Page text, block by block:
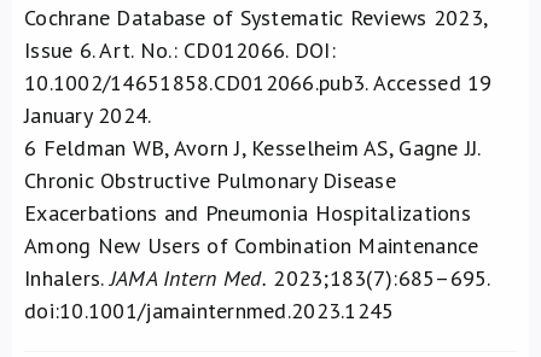
Cochrane Database of Systematic Reviews 2023,
Issue 6. Art. No.: CD012066. DOI:
10.1002/14651858.CD012066.pub3. Accessed 19
January 2024.
6 Feldman WB, Avorn J, Kesselheim AS, Gagne JJ.
Chronic Obstructive Pulmonary Disease
Exacerbations and Pneumonia Hospitalizations
Among New Users of Combination Maintenance
Inhalers.JAMA Intern Med. 2023;183(7):685–695.
doi:10.1001/jamainternmed.2023.1245